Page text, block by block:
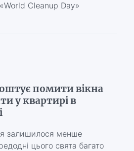
Cleanup Day»
помити вікна
у квартирі в
залишилося менше
цього свята багато